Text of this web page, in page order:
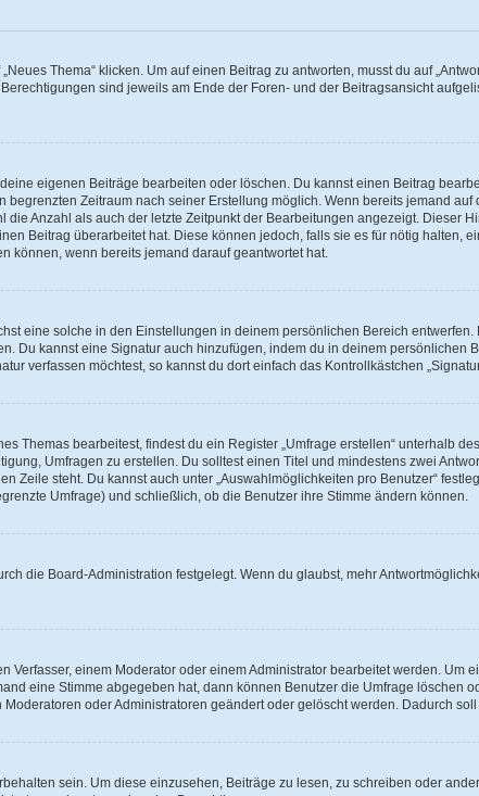
Thema“ klicken. Um auf einen Beitrag zu antworten, musst du auf
sind jeweils am Ende der Foren- und der Beitragsansicht
eigenen Beiträge bearbeiten oder löschen. Du kannst einen Beitrag
Zeitraum nach seiner Erstellung möglich. Wenn bereits jemand
Anzahl als auch der letzte Zeitpunkt der Bearbeitungen angezeigt. Dieser
Beitrag überarbeitet hat. Diese können jedoch, falls sie es für nötig halten,
können, wenn bereits jemand darauf geantwortet hat.
eine solche in den Einstellungen in deinem persönlichen Bereich
Du kannst eine Signatur auch hinzufügen, indem du in deinem persönlichen
verfassen möchtest, so kannst du dort einfach das Kontrollkästchen
Themas bearbeitest, findest du ein Register „Umfrage erstellen“ unterhalb
Umfragen zu erstellen. Du solltest einen Titel und mindestens zwei
Zeile steht. Du kannst auch unter „Auswahlmöglichkeiten pro Benutzer“
Umfrage) und schließlich, ob die Benutzer ihre Stimme ändern können.
die Board-Administration festgelegt. Wenn du glaubst, mehr
Verfasser, einem Moderator oder einem Administrator bearbeitet werden. Um
eine Stimme abgegeben hat, dann können Benutzer die Umfrage löschen
oder Administratoren geändert oder gelöscht werden. Dadurch
sein. Um diese einzusehen, Beiträge zu lesen, zu schreiben oder